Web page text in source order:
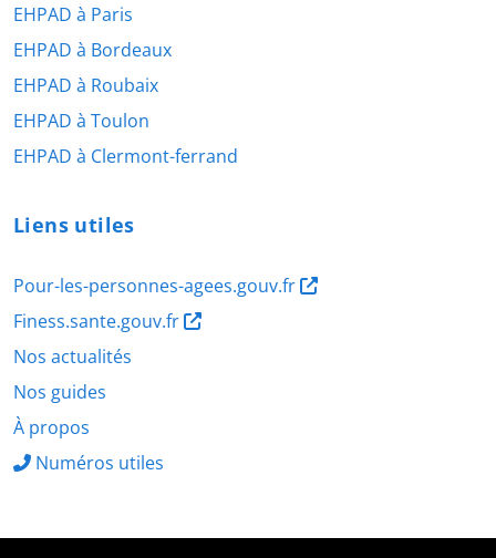
EHPAD à Paris
EHPAD à Bordeaux
EHPAD à Roubaix
EHPAD à Toulon
EHPAD à Clermont-ferrand
Liens utiles
Pour-les-personnes-agees.gouv.fr
Finess.sante.gouv.fr
Nos actualités
Nos guides
À propos
Numéros utiles